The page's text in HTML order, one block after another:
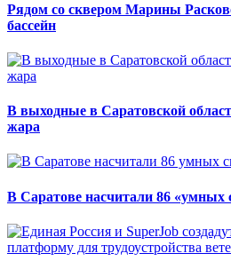
Рядом со сквером Марины
бассейн
В выходные в Саратовской
жара
В Саратове насчитали 86 «умных